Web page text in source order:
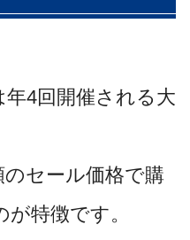
4回開催される大
セール価格で購
特徴です。